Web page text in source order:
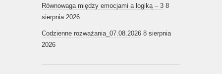
Równowaga między emocjami a logiką – 3 8
sierpnia 2026
Codzienne rozważania_07.08.2026 8 sierpnia
2026